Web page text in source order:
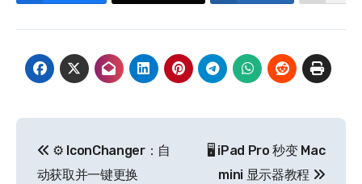
章
⚙️ IconChanger：自
动获取并一键更换
🖥️ iPad Pro 秒变 Mac
mini 显示器教程